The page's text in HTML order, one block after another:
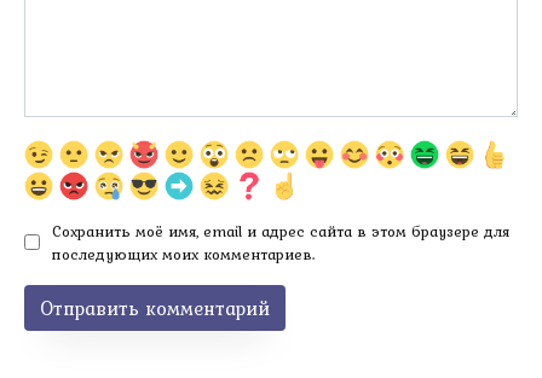
Сохранить моё имя, email и адрес сайта в этом браузере для
последующих моих комментариев.